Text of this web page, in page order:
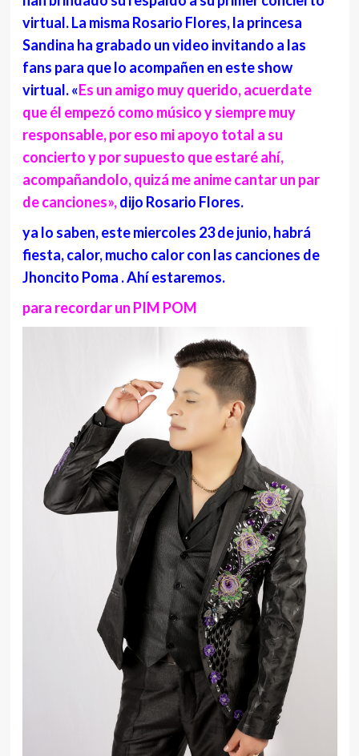
virtual. La misma Rosario Flores, la princesa
Sandina ha grabado un video invitando a las
fans para que lo acompañen en este show
virtual. «Es un amigo muy querido, acuerdate
que él empezó como músico y siempre muy
responsable, por eso mi apoyo total a su
concierto y por supuesto que estaré ahí,
acompañandolo, quizá me anime cantar un par
de canciones»,dijo Rosario Flores.
ya lo saben, este miercoles 23 de junio, habrá
fiesta, calor, mucho calor con las canciones de
Jhoncito Poma . Ahí estaremos.
para recordar un PIM POM